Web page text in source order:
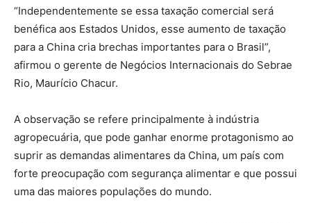
“Independentemente se essa taxação comercial será
benéfica aos Estados Unidos, esse aumento de taxação
para a China cria brechas importantes para o Brasil”,
afirmou o gerente de Negócios Internacionais do Sebrae
Rio, Maurício Chacur.
A observação se refere principalmente à indústria
agropecuária, que pode ganhar enorme protagonismo ao
suprir as demandas alimentares da China, um país com
forte preocupação com segurança alimentar e que possui
uma das maiores populações do mundo.